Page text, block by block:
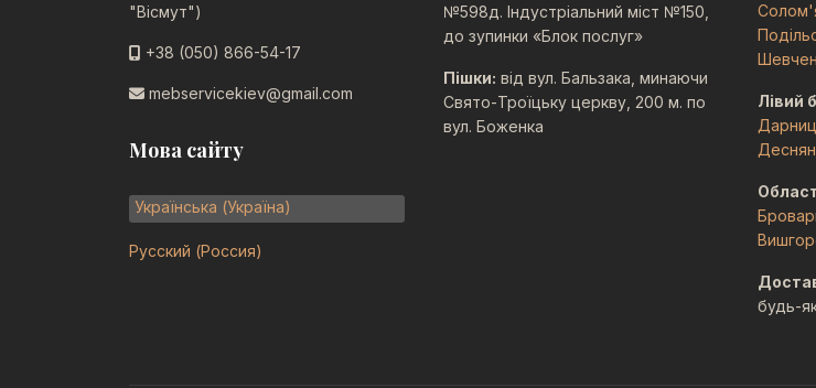
"Вісмут")
+38 (050) 866-54-17
mebservicekiev@gmail.com
Мова сайту
Оберіть свою мову
Українська (Україна)
Русский (Россия)
№598д. Індустріальний міст №150,
до зупинки «Блок послуг»
Пішки: від вул. Бальзака, минаючи
Свято-Троїцьку церкву, 200 м. по
вул. Боженка
Лівий
будь-